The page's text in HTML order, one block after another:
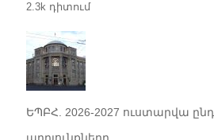
2.3k դիտում
ԵՊԲՀ. 2026-2027 ուստարվա